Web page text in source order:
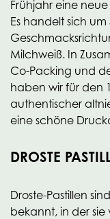
Frühjahr eine
Es handelt sich
Milchweiß. In
Co-Packing und
haben wir für den
authentischer
eine schöne
DROSTE
Droste-Pastillen
bekannt, in der